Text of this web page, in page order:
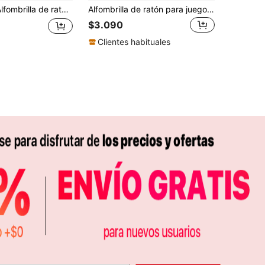
- Alfombrilla de ratón para juegos - Tela XXL - Seguimiento y estabilidad máximos - Alfombrilla de esports - Antideslizante - Cobertura completa del escritorio - Accesorios para PC Alfombrilla de ratón para juegos extra grande, con diseño de empuñar una espada, de color negro y blanco, con base de goma antideslizante, lavable, para uso en oficina y juegos, con borde de precisión para eSports, ordenador y oficina
$3.090
Clientes habituales
APP
EXCLUSIVAS, PROMOCIONES Y NOTICIAS DE SHEIN